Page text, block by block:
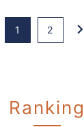
1 2 keyboard_arrow_right
Ranking